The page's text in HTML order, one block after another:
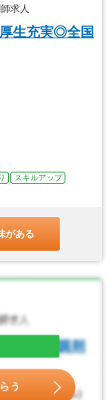
求人
生充実◎全国
スキルアップ
がある